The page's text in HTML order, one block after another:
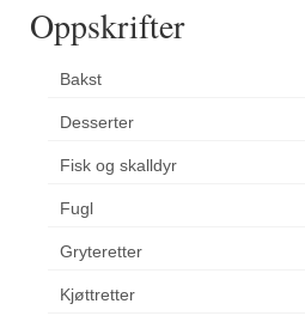
Oppskrifter
Bakst
Desserter
Fisk og skalldyr
Fugl
Gryteretter
Kjøttretter